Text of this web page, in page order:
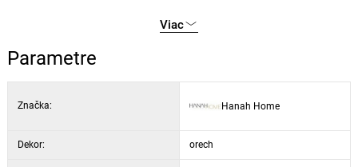
Viac
Parametre
Značka: Hanah Home
Dekor: orech